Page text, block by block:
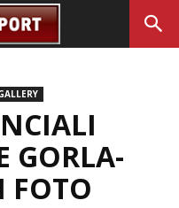
GORLA-
FOTO